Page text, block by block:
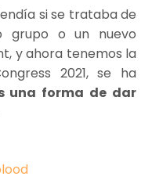
si se trataba de
grupo o un nuevo
y ahora tenemos la
2021, se ha
una forma de dar